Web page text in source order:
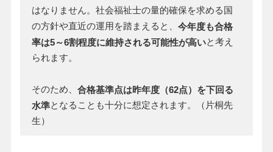
はなりません。社会福祉士の量的確保を求める国
の方針や直近の運用を踏まえると、今年度も合格
率は5～6割程度に維持される可能性が高いと考え
られます。
そのため、合格基準点は昨年度（62点）を下回る
水準となることも十分に想定されます。（片桐先
生）